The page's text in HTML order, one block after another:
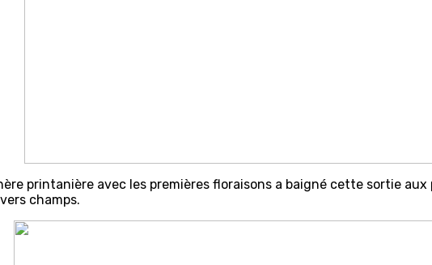
printanière avec les premières floraisons a baigné cette sortie
champs.